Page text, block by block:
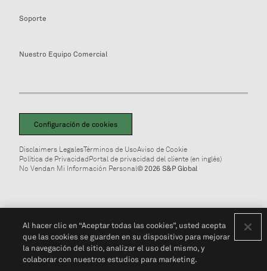
Soporte
Nuestro Equipo Comercial
Configuración de cookies
Disclaimers LegalesTérminos de UsoAviso de Cookie
Política de PrivacidadPortal de privacidad del cliente (en inglés)
No Vendan Mi Información Personal© 2026 S&P Global
Al hacer clic en “Aceptar todas las cookies”, usted acepta
que las cookies se guarden en su dispositivo para mejorar
la navegación del sitio, analizar el uso del mismo, y
colaborar con nuestros estudios para marketing.